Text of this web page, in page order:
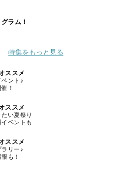
ラム！
特集をもっと見る
ススメ
ント♪
！
ススメ
い夏祭り
ベントも
ススメ
リー♪
も！